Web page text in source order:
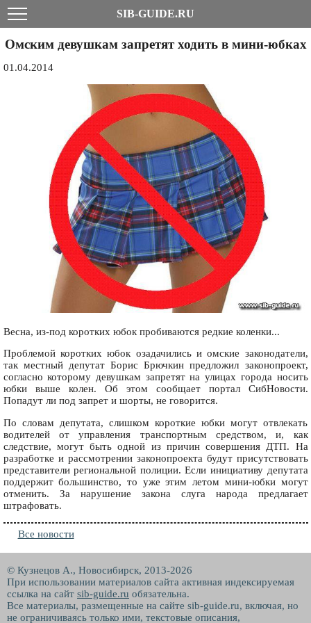
SIB-GUIDE.RU
Омским девушкам запретят ходить в мини-юбках
01.04.2014
Весна, из-под коротких юбок пробиваются редкие коленки...
Проблемой коротких юбок озадачились и омские законодатели,
так местный депутат Борис Брючкин предложил законопроект,
согласно которому девушкам запретят на улицах города носить
юбки выше колен. Об этом сообщает портал СибНовости.
Попадут ли под запрет и шорты, не говорится.
По словам депутата, слишком короткие юбки могут отвлекать
водителей от управления транспортным средством, и, как
следствие, могут быть одной из причин совершения ДТП. На
разработке и рассмотрении законопроекта будут присутствовать
представители региональной полиции. Если инициативу депутата
поддержит большинство, то уже этим летом мини-юбки могут
отменить. За нарушение закона слуга народа предлагает
штрафовать.
Все новости
© Кузнецов А., Новосибирск, 2013-2026
При использовании материалов сайта активная индексируемая
ссылка на сайт sib-guide.ru обязательна.
Все материалы, размещенные на сайте sib-guide.ru, включая, но
не ограничиваясь только ими, текстовые описания,